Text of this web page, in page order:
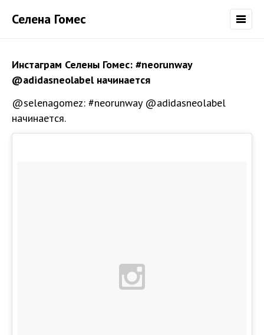
Селена Гомес
Инстаграм Селены Гомес: #neorunway
@adidasneolabel начинается
@selenagomez: #neorunway @adidasneolabel
начинается.